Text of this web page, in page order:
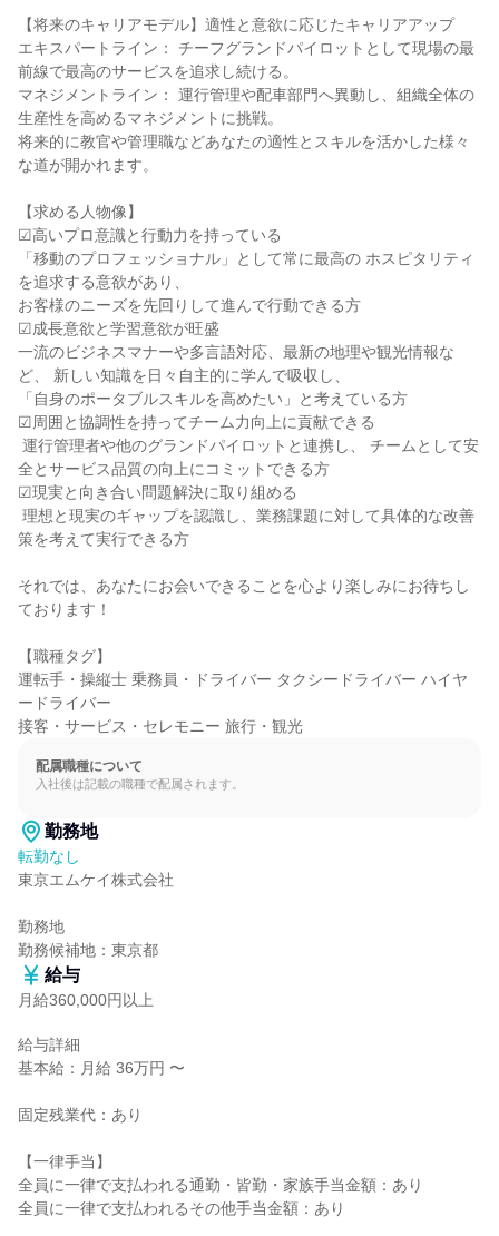
【将来のキャリアモデル】適性と意欲に応じたキャリアアップ
エキスパートライン： チーフグランドパイロットとして現場の最
前線で最高のサービスを追求し続ける。
マネジメントライン： 運行管理や配車部門へ異動し、組織全体の
生産性を高めるマネジメントに挑戦。
将来的に教官や管理職などあなたの適性とスキルを活かした様々
な道が開かれます。
【求める人物像】
☑高いプロ意識と行動力を持っている
「移動のプロフェッショナル」として常に最高の ホスピタリティ
を追求する意欲があり、
お客様のニーズを先回りして進んで行動できる方
☑成長意欲と学習意欲が旺盛
一流のビジネスマナーや多言語対応、最新の地理や観光情報な
ど、 新しい知識を日々自主的に学んで吸収し、
「自身のポータブルスキルを高めたい」と考えている方
☑周囲と協調性を持ってチーム力向上に貢献できる
全とサービス品質の向上にコミットできる方
☑現実と向き合い問題解決に取り組める
策を考えて実行できる方
それでは、あなたにお会いできることを心より楽しみにお待ちし
ております！
【職種タグ】
運転手・操縦士 乗務員・ドライバー タクシードライバー ハイヤ
ードライバー
接客・サービス・セレモニー 旅行・観光
配属職種について
入社後は記載の職種で配属されます。
勤務地
転勤なし
東京エムケイ株式会社
勤務地
勤務候補地：東京都
給与
月給360,000円以上
給与詳細
基本給：月給 36万円 〜
固定残業代：あり
【一律手当】
全員に一律で支払われる通勤・皆勤・家族手当金額：あり
全員に一律で支払われるその他手当金額：あり